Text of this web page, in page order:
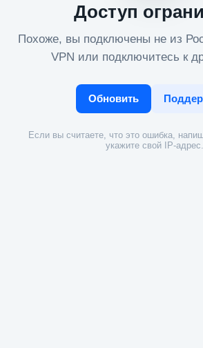
Доступ
Похоже, вы подключены не из
VPN или подключитесь к
Обновить
Если вы считаете, что это ошибка,
укажите свой IP-адрес.